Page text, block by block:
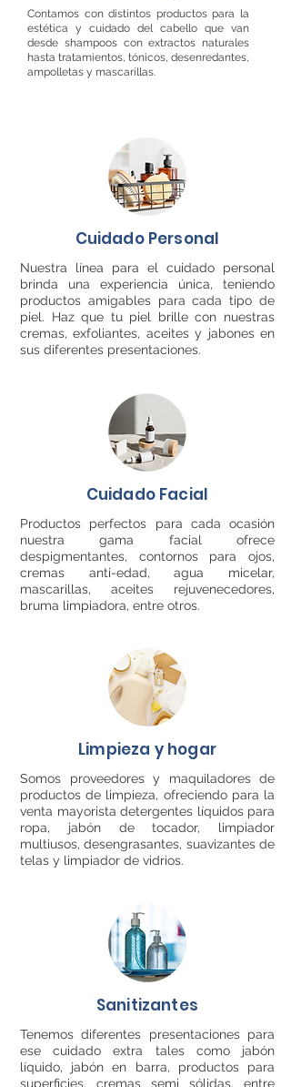
Contamos con distintos productos para la
estética y cuidado del cabello que van
desde shampoos con extractos naturales
hasta tratamientos, tónicos, desenredantes,
ampolletas y mascarillas.
Cuidado Personal
Nuestra línea para el cuidado personal
brinda una experiencia única, teniendo
productos amigables para cada tipo de
piel. Haz que tu piel brille con nuestras
cremas, exfoliantes, aceites y jabones en
sus diferentes presentaciones.
Cuidado Facial
Productos perfectos para cada ocasión
nuestra gama facial ofrece
despigmentantes, contornos para ojos,
cremas anti-edad, agua micelar,
mascarillas, aceites rejuvenecedores,
bruma limpiadora, entre otros.
Limpieza y hogar
Somos proveedores y maquiladores de
productos de limpieza, ofreciendo para la
venta mayorista detergentes líquidos para
ropa, jabón de tocador, limpiador
multiusos, desengrasantes, suavizantes de
telas y limpiador de vidrios.
Sanitizantes
Tenemos diferentes presentaciones para
ese cuidado extra tales como jabón
líquido, jabón en barra, productos para
superficies, cremas semi sólidas, entre